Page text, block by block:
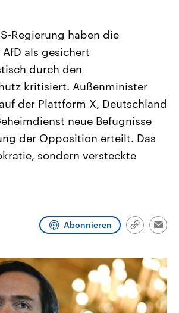
am 6.
neuen
das
Koalition aus
regiert.-
den Parteien
anstehenden
Aktuelle Beiträge,
Wirtschaftlich und
den mächtigsten Ländern
mit großem Einfluss auf
aktuelle Weltgeschehen.
Programm Podcasts
Regierung haben die
als gesichert
durch den
kritisiert. Außenminister
der Plattform X, Deutschland
neue Befugnisse
der Opposition erteilt. Das
sondern versteckte
Abonnieren
Link